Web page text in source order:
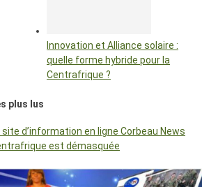
Innovation et Alliance solaire :
quelle forme hybride pour la
Centrafrique ?
plus lus
site d’information en ligne Corbeau News
est démasquée